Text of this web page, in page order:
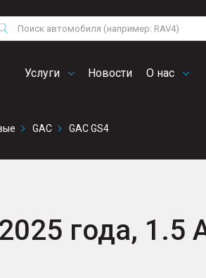
Поиск
Услуги Новости О нас
Volkswagen
Audi
GAC GAC GS4
года, 1.5